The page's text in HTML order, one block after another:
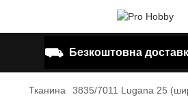
⛟ Безкоштовна
Тканина 3835/7011 Lugana 25